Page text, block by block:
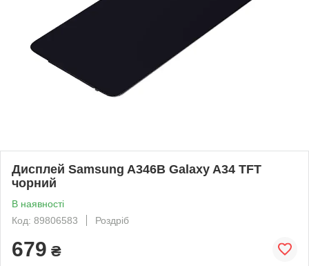
Дисплей Samsung A346B Galaxy A34 TFT
чорний
В наявності
Код: 89806583
Роздріб
679 ₴